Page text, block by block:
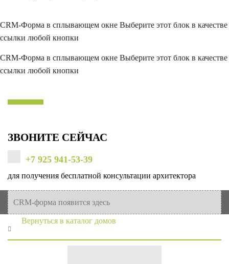
CRM-Форма в сплывающем окне Выберите этот блок в качестве
ссылки любой кнопки
CRM-Форма в сплывающем окне Выберите этот блок в качестве
ссылки любой кнопки
ЗВОНИТЕ СЕЙЧАС
+7 925 941-53-39
для получения бесплатной консультации архитектора
CRM-форма появится здесь
Вернуться в каталог домов